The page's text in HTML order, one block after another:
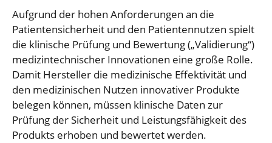
Aufgrund der hohen Anforderungen an die
Patientensicherheit und den Patientennutzen spielt
die klinische Prüfung und Bewertung („Validierung“)
medizintechnischer Innovationen eine große Rolle.
Damit Hersteller die medizinische Effektivität und
den medizinischen Nutzen innovativer Produkte
belegen können, müssen klinische Daten zur
Prüfung der Sicherheit und Leistungsfähigkeit des
Produkts erhoben und bewertet werden.